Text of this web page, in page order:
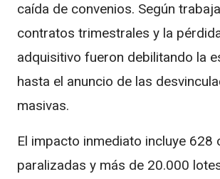
caída de convenios. Según
contratos trimestrales y la
adquisitivo fueron debilitando la
hasta el anuncio de las
masivas.
El impacto inmediato incluye 628
paralizadas y más de 20.000